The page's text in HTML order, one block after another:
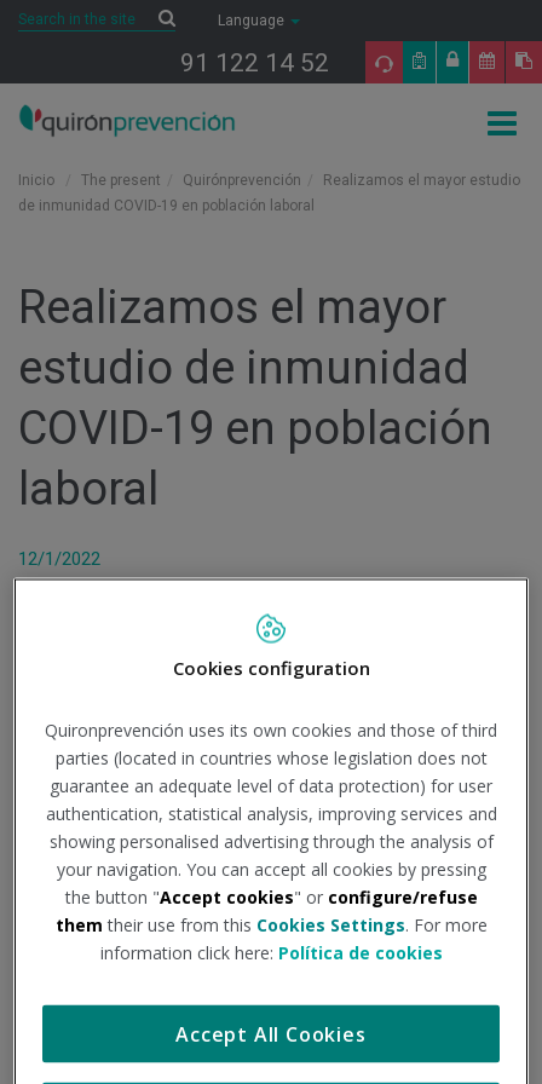
Saltar al contenido
Search SearchLanguage
91 122 14 52
Inicio The present Quirónprevención
Realizamos el mayor estudio
de inmunidad COVID-19 en población laboral
Realizamos el mayor
estudio de inmunidad
COVID-19 en población
laboral
12/1/2022
y salud laboral, vuelve a tomar la delantera en la lucha
contra la COVID-19 con el objetivo de contar con evidencia
decisiones de empresas e instituciones.
Su vocación de salud preventiva e inquietud por buscar
respuestas que ayuden a sus empresas cliente a adoptar
las medidas oportunas en el escenario actual, ha sido el
motor que les ha impulsado a realizar este estudio de
Inmunidad COVID-19, que arranca con un primer piloto
realizado con voluntarios de su propia plantilla.
El punto de partida ha sido el firme convencimiento de que
población en general es un factor clave para el diseño del
plan de actuación para combatir el virus, un elemento
Cookies configuration
Quironprevención uses its own cookies and those of third
parties (located in countries whose legislation does not
guarantee an adequate level of data protection) for user
authentication, statistical analysis, improving services and
showing personalised advertising through the analysis of
your navigation. You can accept all cookies by pressing
the button "Accept cookies" or configure/refuse
them their use from this Cookies Settings. For more
information click here: Política de cookies
Accept All Cookies